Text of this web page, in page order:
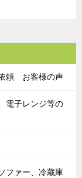
依頼 お客様の声
電子レンジ等の
ファー、冷蔵庫